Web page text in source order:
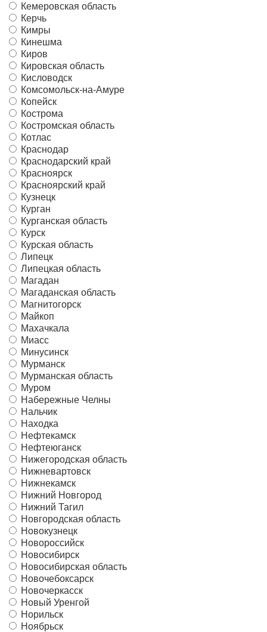
Кемеровская область
Керчь
Кимры
Кинешма
Киров
Кировская область
Кисловодск
Комсомольск-на-Амуре
Копейск
Кострома
Костромская область
Котлас
Краснодар
Краснодарский край
Красноярск
Красноярский край
Кузнецк
Курган
Курганская область
Курск
Курская область
Липецк
Липецкая область
Магадан
Магаданская область
Магнитогорск
Майкоп
Махачкала
Миасс
Минусинск
Мурманск
Мурманская область
Муром
Набережные Челны
Нальчик
Находка
Нефтекамск
Нефтеюганск
Нижегородская область
Нижневартовск
Нижнекамск
Нижний Новгород
Нижний Тагил
Новгородская область
Новокузнецк
Новороссийск
Новосибирск
Новосибирская область
Новочебоксарск
Новочеркасск
Новый Уренгой
Норильск
Ноябрьск